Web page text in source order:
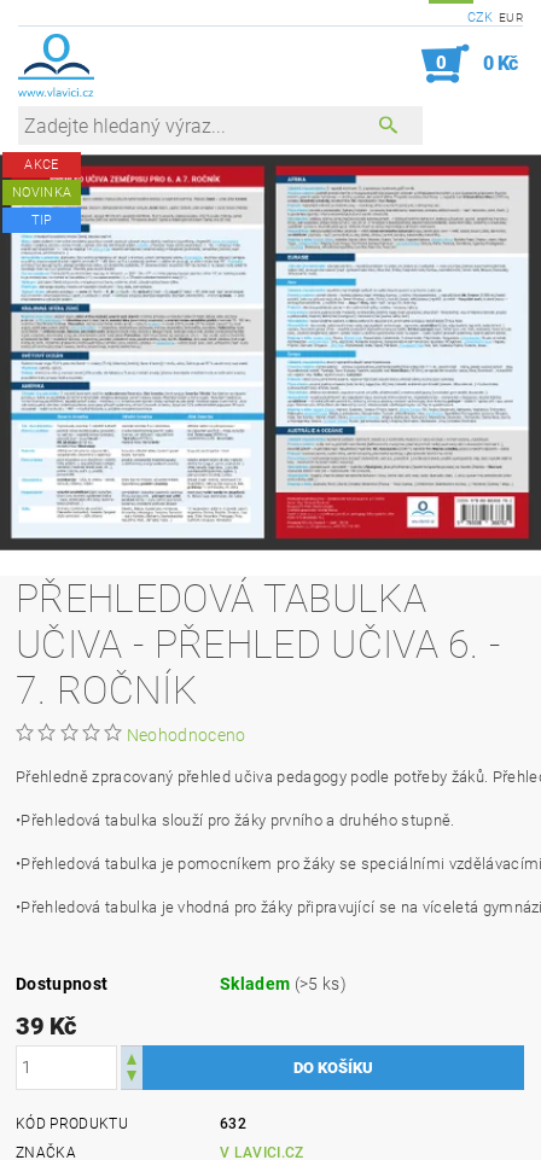
CZK EUR
0 0 Kč
AKCE
NOVINKA
TIP
PŘEHLEDOVÁ TABULKA
UČIVA - PŘEHLED UČIVA 6. -
7. ROČNÍK
Neohodnoceno
Přehledně zpracovaný přehled učiva pedagogy podle potřeby žáků.
•Přehledová tabulka slouží pro žáky prvního a druhého stupně.
•Přehledová tabulka je pomocníkem pro žáky se speciálními
•Přehledová tabulka je vhodná pro žáky připravující se na víceletá
Dostupnost Skladem (>5 ks)
39 Kč
KÓD PRODUKTU
632
ZNAČKA
V LAVICI.CZ